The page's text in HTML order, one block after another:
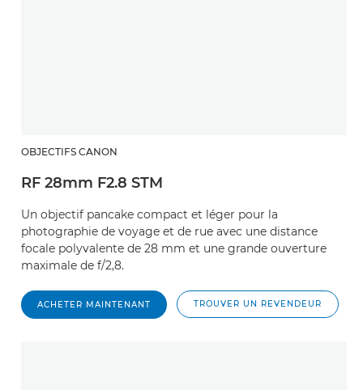
OBJECTIFS CANON
RF 28mm F2.8 STM
Un objectif pancake compact et léger pour la
photographie de voyage et de rue avec une distance
focale polyvalente de 28 mm et une grande ouverture
maximale de f/2,8.
ACHETER MAINTENANT TROUVER UN REVENDEUR